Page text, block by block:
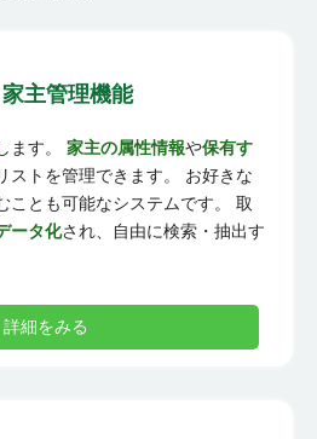
家主管理機能
ます。 家主の属性情報や保有す
ストを管理できます。 お好きな
ことも可能なシステムです。 取
ータ化され、自由に検索・抽出す
詳細をみる